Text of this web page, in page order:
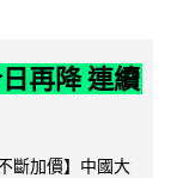
再降 連續
斷加價】中國大